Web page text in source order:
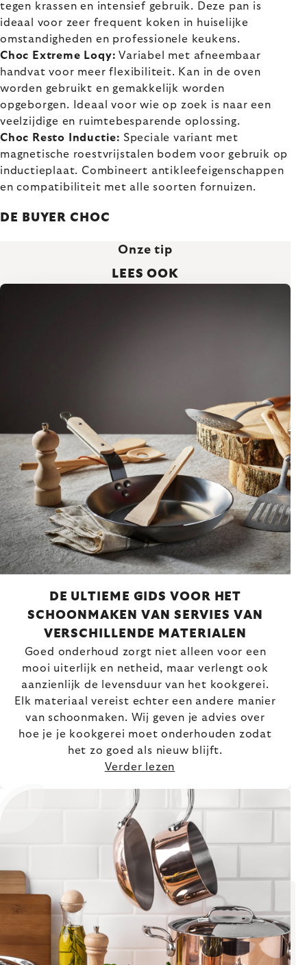
tegen krassen en intensief gebruik. Deze pan is
ideaal voor zeer frequent koken in huiselijke
omstandigheden en professionele keukens.
Choc Extreme Loqy: Variabel met afneembaar
handvat voor meer flexibiliteit. Kan in de oven
worden gebruikt en gemakkelijk worden
opgeborgen. Ideaal voor wie op zoek is naar een
veelzijdige en ruimtebesparende oplossing.
Choc Resto Inductie: Speciale variant met
magnetische roestvrijstalen bodem voor gebruik op
inductieplaat. Combineert antikleefeigenschappen
en compatibiliteit met alle soorten fornuizen.
DE BUYER CHOC
Onze tip
LEES OOK
DE ULTIEME GIDS VOOR HET
SCHOONMAKEN VAN SERVIES VAN
VERSCHILLENDE MATERIALEN
Goed onderhoud zorgt niet alleen voor een
mooi uiterlijk en netheid, maar verlengt ook
aanzienlijk de levensduur van het kookgerei.
Elk materiaal vereist echter een andere manier
van schoonmaken. Wij geven je advies over
hoe je je kookgerei moet onderhouden zodat
het zo goed als nieuw blijft.
Verder lezen